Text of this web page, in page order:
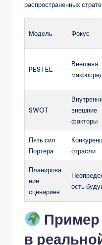
распространенных
Модель Фокус
PESTEL
Внешняя
SWOT
внешние
факторы
Пять сил
Портера
отрасли
Планирова
ние
сценариев
ость
в